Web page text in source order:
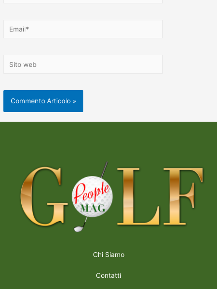
Chi Siamo
Contatti